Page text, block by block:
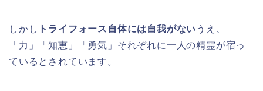
しかし トライフォース自体には自我がない うえ、
「力」「知恵」「勇気」それぞれに一人の精霊が宿っ
ているとされています。